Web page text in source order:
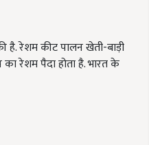
है. रेशम कीट पालन खेती-बाड़ी
का रेशम पैदा होता है. भारत के